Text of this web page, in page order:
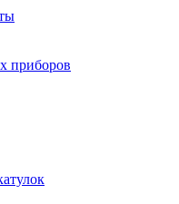
приборов